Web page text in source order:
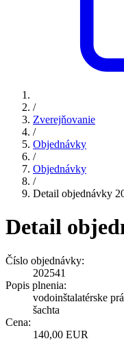
/
Zverejňovanie
/
Objednávky
/
Objednávky
/
Detail objednávky
Detail
Číslo objednávky:
202541
Popis plnenia:
vodoinštalatérske
šachta
Cena:
140,00 EUR